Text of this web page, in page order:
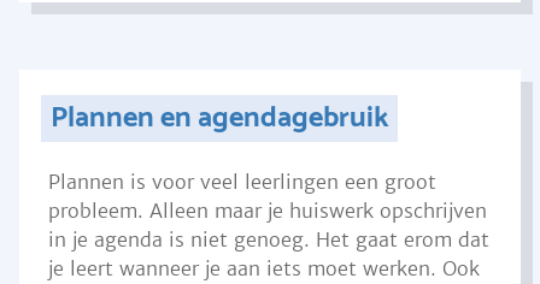
Plannen en agendagebruik
Plannen is voor veel leerlingen een groot
probleem. Alleen maar je huiswerk opschrijven
in je agenda is niet genoeg. Het gaat erom dat
je leert wanneer je aan iets moet werken. Ook